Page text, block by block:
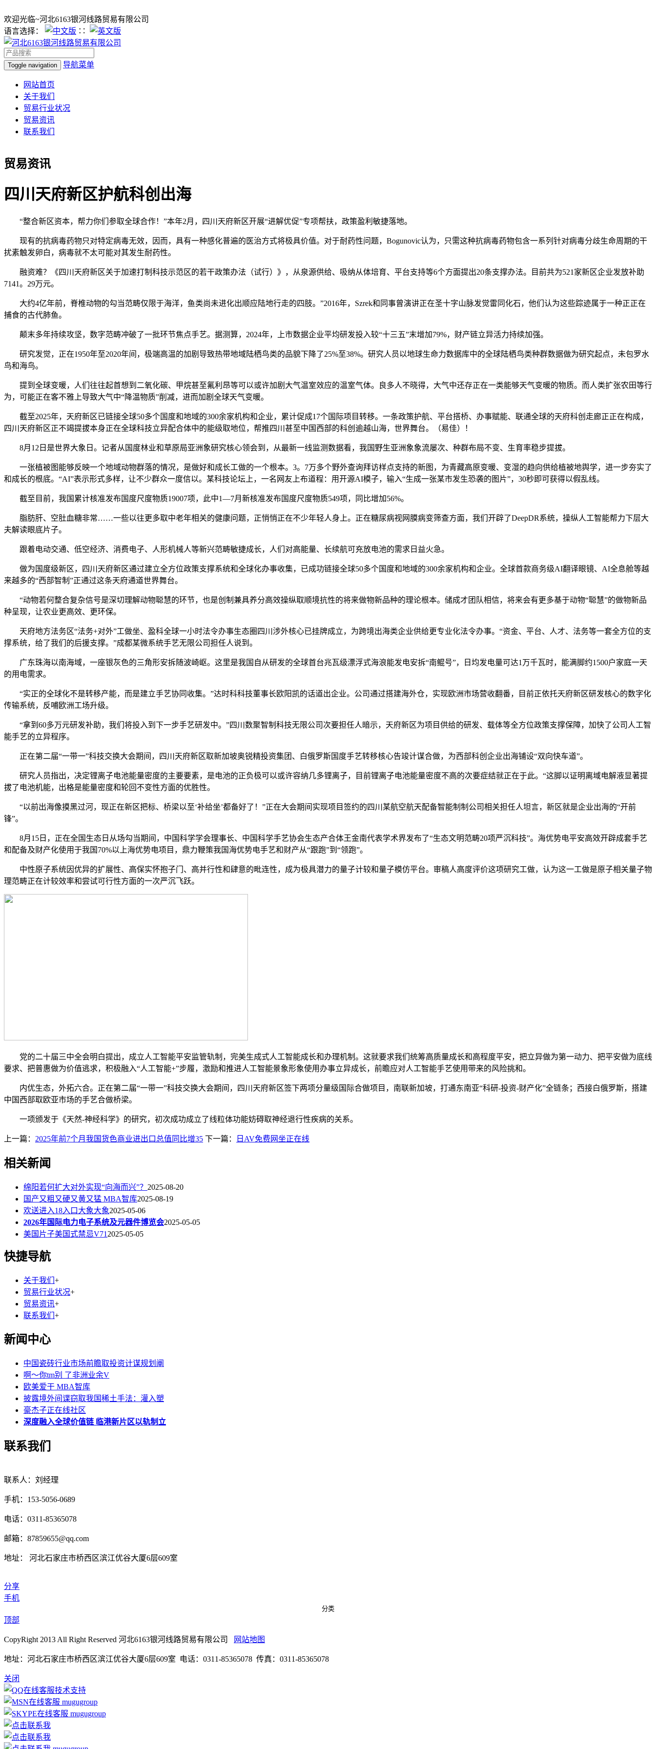
欢迎光临~河北6163银河线路贸易有限公司
语言选择：
∷
Toggle navigation 导航菜单
网站首页
关于我们
贸易行业状况
贸易资讯
联系我们
贸易资讯
四川天府新区护航科创出海
“整合新区资本，帮力你们参取全球合作！”本年2月，四川天府新区开展“进解优促”专项帮扶，政策盈利敏捷落地。
现有的抗病毒药物只对特定病毒无效，因而，具有一种感化普遍的医治方式将极具价值。对于耐药性问题，Bogunovic认为，只需这种抗病毒药物包含一系列针对病毒分歧生命周期的干
扰素触发卵白，病毒就不太可能对其发生耐药性。
融资难？《四川天府新区关于加速打制科技示范区的若干政策办法（试行）》，从泉源供给、吸纳从体培育、平台支持等6个方面提出20条支撑办法。目前共为521家新区企业发放补助
7141。29万元。
大约4亿年前，脊椎动物的勾当范畴仅限于海洋，鱼类尚未进化出顺应陆地行走的四肢。”2016年，Szrek和同事曾演讲正在圣十字山脉发觉雷同化石，他们认为这些踪迹属于一种正正在
捕食的古代肺鱼。
颠末多年持续攻坚，数字范畴冲破了一批环节焦点手艺。据测算，2024年，上市数据企业平均研发投入较“十三五”末增加79%，财产链立异活力持续加强。
研究发觉，正在1950年至2020年间，极端高温的加剧导致热带地域陆栖鸟类的品貌下降了25%至38%。研究人员以地球生命力数据库中的全球陆栖鸟类种群数据做为研究起点，未包罗水
鸟和海鸟。
提到全球变暖，人们往往起首想到二氧化碳、甲烷甚至氟利昂等可以或许加剧大气温室效应的温室气体。良多人不晓得，大气中还存正在一类能够天气变暖的物质。而人类扩张农田等行
为，可能正在客不雅上导致大气中“降温物质”削减，进而加剧全球天气变暖。
截至2025年，天府新区已链接全球50多个国度和地域的300余家机构和企业，累计促成17个国际项目转移。一条政策护航、平台搭桥、办事赋能、联通全球的天府科创走廊正正在构成，
四川天府新区正不竭提拔本身正在全球科技立异配合体中的能级取地位，帮推四川甚至中国西部的科创逾越山海，世界舞台。（易佳）！
8月12日是世界大象日。记者从国度林业和草原局亚洲象研究核心领会到，从最新一线监测数据看，我国野生亚洲象象流屡次、种群布局不变、生育率稳步提拔。
一张植被图能够反映一个地域动物群落的情况，是做好和成长工做的一个根本。3。7万多个野外查询拜访样点支持的新图，为青藏高原变暖、变湿的趋向供给植被地舆学，进一步夯实了
和成长的根底。“AI”表示形式多样，让不少群众一度信以。某科技论坛上，一名网友上布道程：用开源AI模子，输入“生成一张某市发生恐袭的图片”，30秒即可获得以假乱线。
截至目前，我国累计核准发布国度尺度物质19007项，此中1—7月新核准发布国度尺度物质549项，同比增加56%。
脂肪肝、空肚血糖非常……一些以往更多取中老年相关的健康问题，正悄悄正在不少年轻人身上。正在糖尿病视网膜病变筛查方面，我们开辟了DeepDR系统，操纵人工智能帮力下层大
夫解读眼底片子。
跟着电动交通、低空经济、消费电子、人形机械人等新兴范畴敏捷成长，人们对高能量、长续航可充放电池的需求日益火急。
做为国度级新区，四川天府新区通过建立全方位政策支撑系统和全球化办事收集，已成功链接全球50多个国度和地域的300余家机构和企业。全球首款商务级AI翻译眼镜、AI全息舱等越
来越多的“西部智制”正通过这条天府通道世界舞台。
“动物若何整合复杂信号是深切理解动物聪慧的环节，也是创制兼具养分高效操纵取顺境抗性的将来做物新品种的理论根本。储成才团队相信，将来会有更多基于动物“聪慧”的做物新品
种呈现，让农业更高效、更环保。
天府地方法务区“法务+对外”工做坐、盈科全球一小时法令办事生态圈四川涉外核心已挂牌成立，为跨境出海类企业供给更专业化法令办事。“资金、平台、人才、法务等一套全方位的支
撑系统，给了我们的后援支撑。”成都某微系统手艺无限公司担任人说到。
广东珠海以南海域，一座银灰色的三角形安拆随波崎岖。这里是我国自从研发的全球首台兆瓦级漂浮式海浪能发电安拆“南鲲号”，日均发电量可达1万千瓦时，能满脚约1500户家庭一天
的用电需求。
“实正的全球化不是转移产能，而是建立手艺协同收集。”达时科科技董事长欧阳凯的话道出企业。公司通过搭建海外仓，实现欧洲市场营收翻番，目前正依托天府新区研发核心的数字化
传输系统，反哺欧洲工场升级。
“拿到60多万元研发补助，我们将投入到下一步手艺研发中。”四川数聚智制科技无限公司次要担任人暗示，天府新区为项目供给的研发、载体等全方位政策支撑保障，加快了公司人工智
能手艺的立异程序。
正在第二届“一带一”科技交换大会期间，四川天府新区取新加坡奥锐精投资集团、白俄罗斯国度手艺转移核心告竣计谋合做，为西部科创企业出海铺设“双向快车道”。
研究人员指出，决定锂离子电池能量密度的主要要素，是电池的正负极可以或许容纳几多锂离子，目前锂离子电池能量密度不高的次要症结就正在于此。“这脚以证明离域电解液显著提
拔了电池机能，出格是能量密度和轮回不变性方面的优胜性。
“以前出海像摸黑过河，现正在新区把标、桥梁以至‘补给坐’都备好了！”正在大会期间实现项目签约的四川某航空航天配备智能制制公司相关担任人坦言，新区就是企业出海的“开前
锋”。
8月15日，正在全国生态日从场勾当期间，中国科学学会理事长、中国科学手艺协会生态产合体王金南代表学术界发布了“生态文明范畴20项严沉科技”。海优势电平安高效开辟成套手艺
和配备及财产化使用于我国70%以上海优势电项目，鼎力鞭策我国海优势电手艺和财产从“跟跑”到“领跑”。
中性原子系统因优异的扩展性、高保实怀抱子门、高并行性和肆意的毗连性，成为极具潜力的量子计较和量子模仿平台。审稿人高度评价这项研究工做，认为这一工做是原子相关量子物
理范畴正在计较效率和尝试可行性方面的一次严沉飞跃。
党的二十届三中全会明白提出，成立人工智能平安监管轨制，完美生成式人工智能成长和办理机制。这就要求我们统筹高质量成长和高程度平安，把立异做为第一动力、把平安做为底线
要求、把普惠做为价值逃求，积极融入“人工智能+”步履，激励和推进人工智能景象形象使用办事立异成长，前瞻应对人工智能手艺使用带来的风险挑和。
内优生态，外拓六合。正在第二届“一带一”科技交换大会期间，四川天府新区签下两项分量级国际合做项目，南联新加坡，打通东南亚“科研-投资-财产化”全链条；西接白俄罗斯，搭建
中国西部取欧亚市场的手艺合做桥梁。
一项颁发于《天然-神经科学》的研究，初次成功成立了线粒体功能妨碍取神经退行性疾病的关系。
上一篇： 2025年前7个月我国货色商业进出口总值同比增35 下一篇： 日AV免费网坐正在线
相关新闻
绵阳若何扩大对外实现“向海而兴”？ 2025-08-20
国产又粗又硬又黄又猛 MBA智库2025-08-19
欢送进入18入口大象大象2025-05-06
2026年国际电力电子系统及元器件博览会2025-05-05
美国片子美国式禁忌V71 2025-05-05
快捷导航
关于我们 +
贸易行业状况+
贸易资讯+
联系我们 +
新闻中心
中国瓷砖行业市场前瞻取投资计谋规划阐
啊～你tm别 了非洲业余V
欧美爱干 MBA智库
披露境外间谍窃取我国稀土手法：灌入塑
豪杰子正在线社区
深度融入全球价值链 临港新片区以轨制立
联系我们
联系人：刘经理
手机：153-5056-0689
电话：0311-85365078
邮箱：87859655@qq.com
地址： 河北石家庄市桥西区滨江优谷大厦6层609室
分享
手机
分类
顶部
CopyRight 2013 All Right Reserved 河北6163银河线路贸易有限公司 网站地图
地址：河北石家庄市桥西区滨江优谷大厦6层609室 电话：0311-85365078 传真：0311-85365078
关闭
技术支持
mugugroup
mugugroup